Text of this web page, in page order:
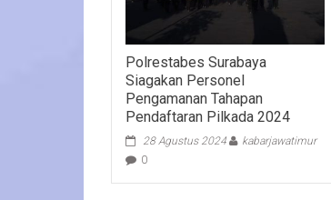
Polrestabes Surabaya
Siagakan Personel
Pengamanan Tahapan
Pendaftaran Pilkada 2024
28 Agustus 2024
kabarjawatimur
0